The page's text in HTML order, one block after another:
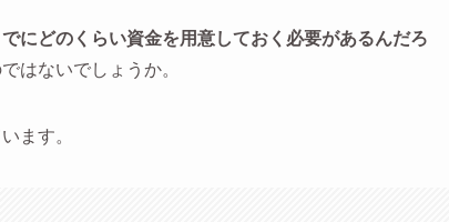
にどのくらい資金を用意しておく必要があるんだろ
はないでしょうか。
ます。